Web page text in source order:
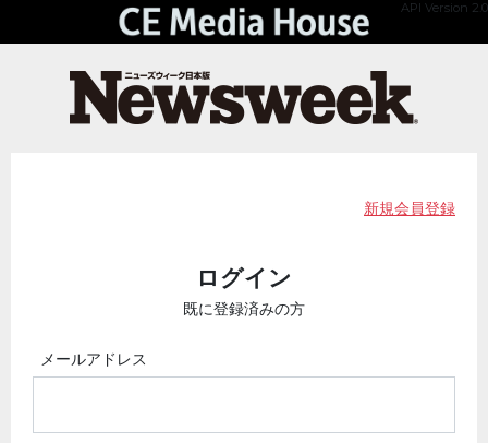
API Version 2.0
新規会員登録
ログイン
既に登録済みの方
メールアドレス